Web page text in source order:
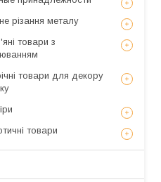
різання металу
товари з
товари для декору
товари